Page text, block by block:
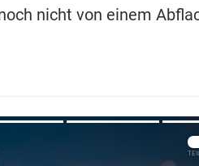
nicht von einem